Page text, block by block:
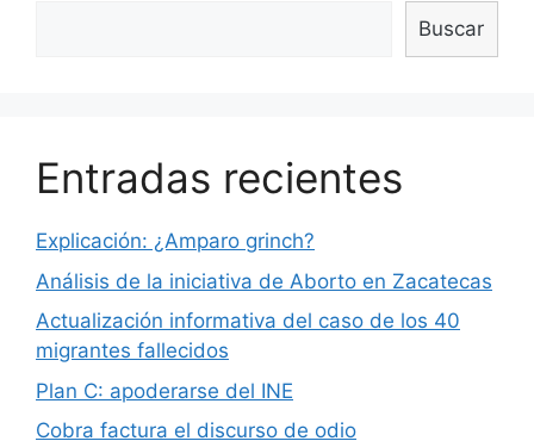
Buscar
Entradas recientes
Explicación: ¿Amparo grinch?
Análisis de la iniciativa de Aborto en Zacatecas
Actualización informativa del caso de los 40
migrantes fallecidos
Plan C: apoderarse del INE
Cobra factura el discurso de odio